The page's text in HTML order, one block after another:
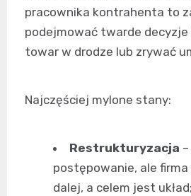
pracownika kontrahenta to
podejmować twarde
towar w drodze lub zrywać
Najczęściej mylone stany:
Restrukturyzacja
postępowanie, ale firma
dalej, a celem jest